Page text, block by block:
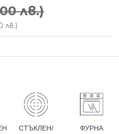
лв.)
лв.)
СТЪКЛЕН/
ФУРНА